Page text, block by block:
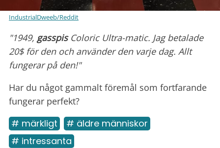
IndustrialDweeb/Reddit
"1949, gasspisColoric Ultra-matic. Jag betalade
20$ för den och använder den varje dag. Allt
fungerar på den!"
Har du något gammalt föremål som fortfarande
fungerar perfekt?
# märkligt
# äldre människor
# intressanta